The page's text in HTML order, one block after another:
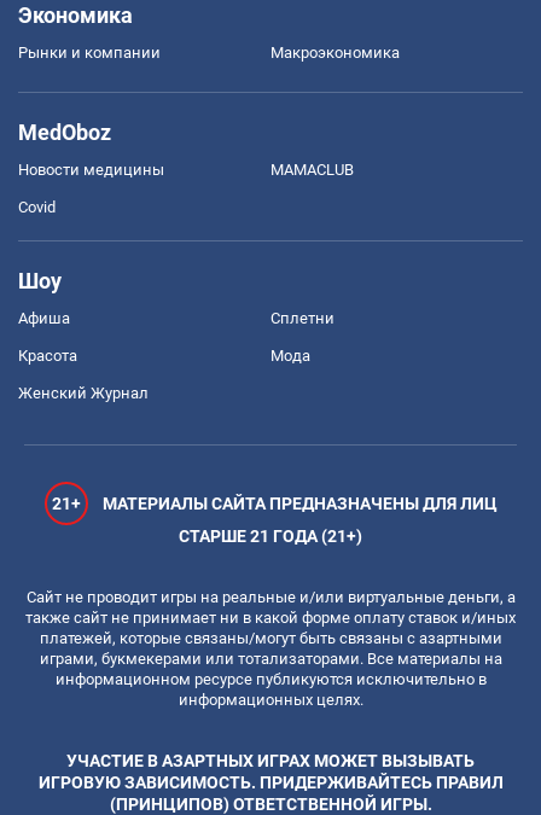
Экономика
Рынки и компании Mакроэкономика
MedOboz
Новости медицины MAMACLUB
Covid
Шоу
Афиша Сплетни
Красота Мода
Женский Журнал
21+
МАТЕРИАЛЫ САЙТА ПРЕДНАЗНАЧЕНЫ ДЛЯ ЛИЦ
СТАРШЕ 21 ГОДА (21+)
Сайт не проводит игры на реальные и/или виртуальные деньги, а
также сайт не принимает ни в какой форме оплату ставок и/иных
платежей, которые связаны/могут быть связаны с азартными
играми, букмекерами или тотализаторами. Все материалы на
информационном ресурсе публикуются исключительно в
информационных целях.
УЧАСТИЕ В АЗАРТНЫХ ИГРАХ МОЖЕТ ВЫЗЫВАТЬ
ИГРОВУЮ ЗАВИСИМОСТЬ. ПРИДЕРЖИВАЙТЕСЬ ПРАВИЛ
(ПРИНЦИПОВ) ОТВЕТСТВЕННОЙ ИГРЫ.